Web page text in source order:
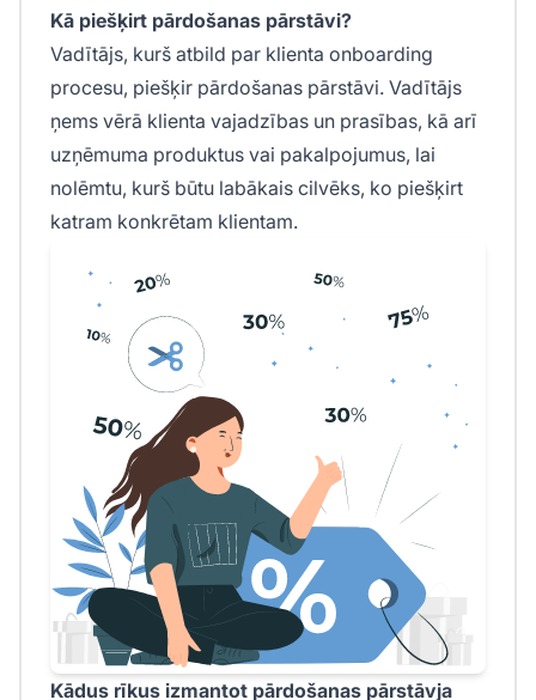
Kā piešķirt pārdošanas pārstāvi?
Vadītājs, kurš atbild par klienta onboarding
procesu, piešķir pārdošanas pārstāvi. Vadītājs
ņems vērā klienta vajadzības un prasības, kā arī
uzņēmuma produktus vai pakalpojumus, lai
nolēmtu, kurš būtu labākais cilvēks, ko piešķirt
katram konkrētam klientam.
Kādus rīkus izmantot pārdošanas pārstāvja